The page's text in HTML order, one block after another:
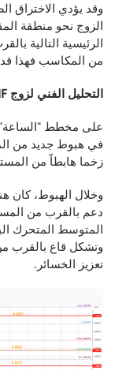
من المكاسب فهذا قد
التحليل الفني لزوج USD/CHF
زخما هابطاً من المستوى 0.8600 مقابل الفرنك
وخلال الهبوط، كان
تعزيز الخسائر.